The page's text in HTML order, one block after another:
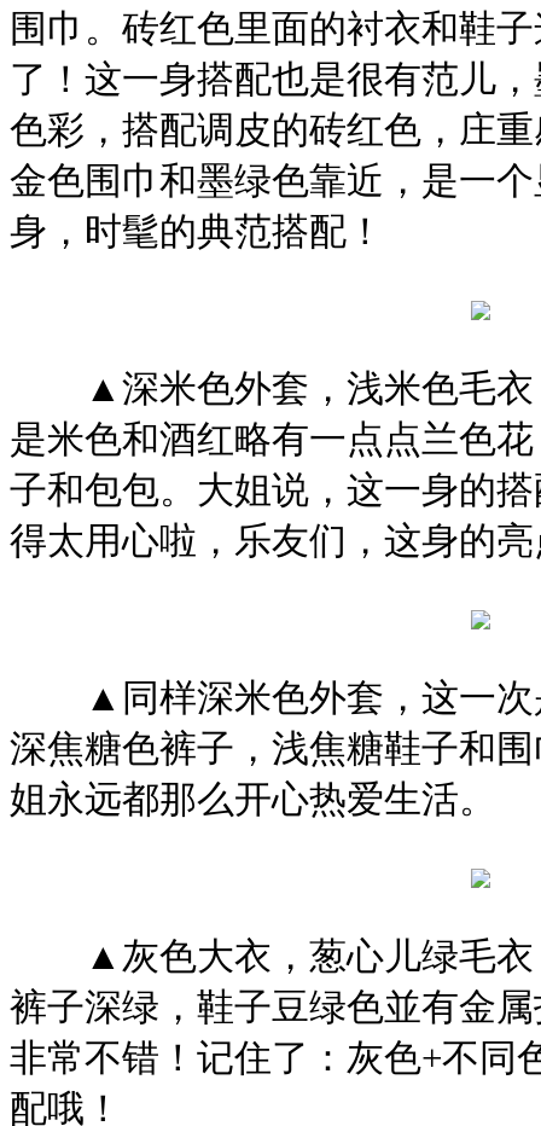
围巾。砖红色里面的衬衣和鞋
了！这一身搭配也是很有范儿
色彩，搭配调皮的砖红色，庄
金色围巾和墨绿色靠近，是一
身，时髦的典范搭配！
▲深米色外套，浅米色毛衣
是米色和酒红略有一点点兰色
子和包包。大姐说，这一身的
得太用心啦，乐友们，这身的
▲同样深米色外套，这一次
深焦糖色裤子，浅焦糖鞋子和
姐永远都那么开心热爱生活。
▲灰色大衣，葱心儿绿毛衣
裤子深绿，鞋子豆绿色並有金
非常不错！记住了：灰色+不同
配哦！